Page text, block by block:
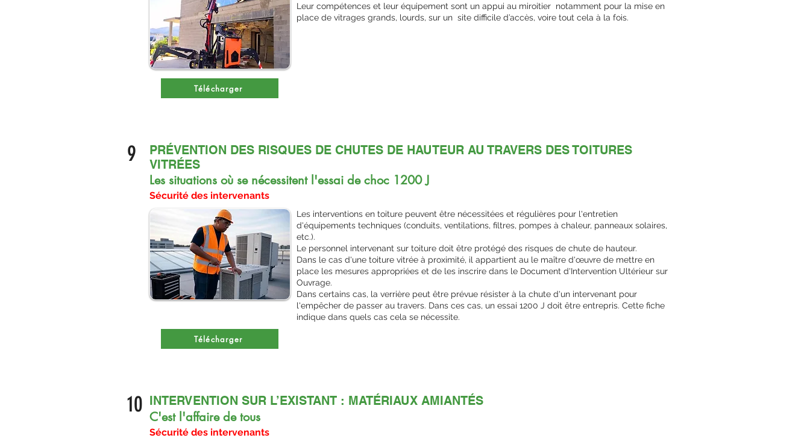
Leur compétences et leur équipement sont un appui au miroitier notamment pour la mise en
place de vitrages grands, lourds, sur un site difficile d’accès, voire tout cela à la fois.
Télécharger
9
PRÉVENTION DES RISQUES DE CHUTES DE HAUTEUR AU TRAVERS DES TOITURES
VITRÉES
Les situations où se nécessitent l'essai de choc 1200 J
Sécurité des intervenants
Les interventions en toiture peuvent être nécessitées et régulières pour l'entretien
d'équipements techniques (conduits, ventilations, filtres, pompes à chaleur, panneaux solaires,
etc.).
Le personnel intervenant sur toiture doit être protégé des risques de chute de hauteur.
Dans le cas d'une toiture vitrée à proximité, il appartient au le maître d'œuvre de mettre en
place les mesures appropriées et de les inscrire dans le Document d'Intervention Ultérieur sur
Ouvrage.
Dans certains cas, la verrière peut être prévue résister à la chute d'un intervenant pour
l'empêcher de passer au travers. Dans ces cas, un essai 1200 J doit être entrepris. Cette fiche
indique dans quels cas cela se nécessite.
Télécharger
10 INTERVENTION SUR L’EXISTANT : MATÉRIAUX AMIANTÉS
C'est l'affaire de tous
Sécurité des intervenants